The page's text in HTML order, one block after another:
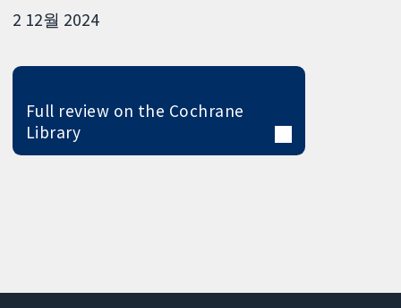
2 12월 2024
Full review on the Cochrane
Library